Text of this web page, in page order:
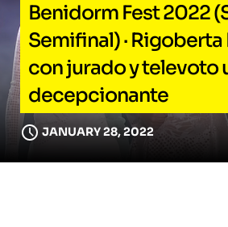
Benidorm Fest 2022
Semifinal) ·
con jurado y televoto
decepcionante
JANUARY 28, 2022